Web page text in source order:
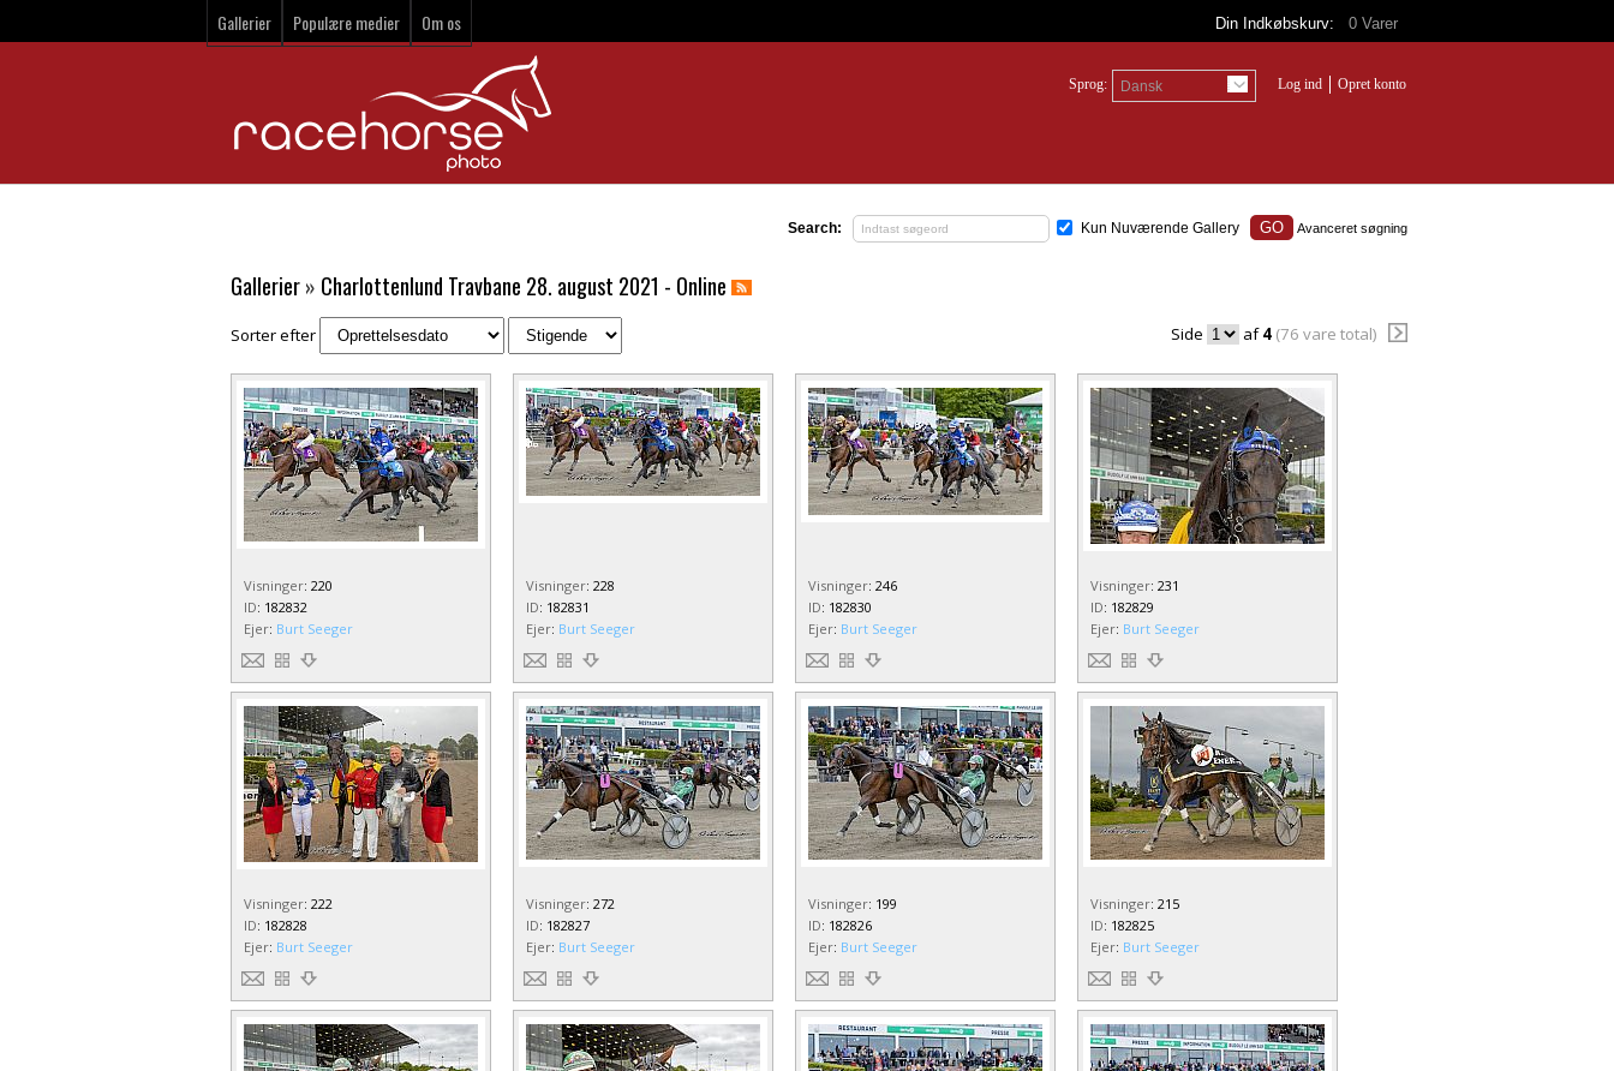
Din Indkøbskurv: 0 Varer
Gallerier Populære medier Om os
Dansk
Sprog: Log ind Opret konto
Search: Kun Nuværende Gallery Avanceret søgning
Gallerier» Charlottenlund Travbane 28. august 2021 - Online
Sorter efter Side af4 (76 vare total)
Visninger: 220
ID: 182832
Ejer: Burt Seeger
Visninger: 228
ID: 182831
Ejer: Burt Seeger
Visninger: 246
ID: 182830
Ejer: Burt Seeger
Visninger: 231
ID: 182829
Ejer: Burt Seeger
Visninger: 222
ID: 182828
Ejer: Burt Seeger
Visninger: 272
ID: 182827
Ejer: Burt Seeger
Visninger: 199
ID: 182826
Ejer: Burt Seeger
Visninger: 215
ID: 182825
Ejer: Burt Seeger